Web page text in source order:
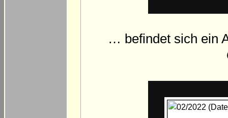
… befindet sich ein